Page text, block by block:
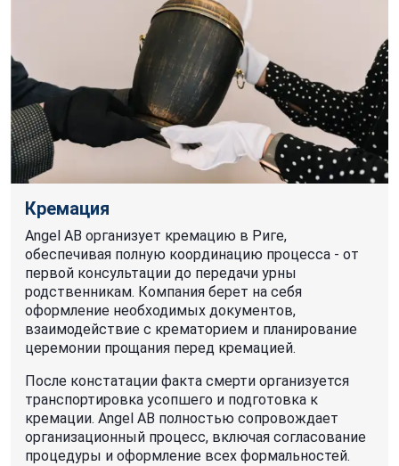
Кремация
Angel AB организует кремацию в Риге,
обеспечивая полную координацию процесса - от
первой консультации до передачи урны
родственникам. Компания берет на себя
оформление необходимых документов,
взаимодействие с крематорием и планирование
церемонии прощания перед кремацией.
После констатации факта смерти организуется
транспортировка усопшего и подготовка к
кремации. Angel AB полностью сопровождает
организационный процесс, включая согласование
процедуры и оформление всех формальностей.